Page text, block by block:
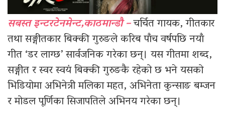
सबस्त इन्टरटेनमेन्ट,काठमान्डौ –चर्चित गायक, गीतकार
तथा सङ्गीतकार बिक्की गुरुङले करिब पाँच वर्षपछि नयाँ
गीत ‘डर लाग्छ’ सार्वजनिक गरेका छन्। यस गीतमा शब्द,
सङ्गीत र स्वर स्वयं बिक्की गुरुङकै रहेको छ भने यसको
भिडियोमा अभिनेत्री मलिका महत, अभिनेता कुन्साङ बम्जन
र मोडल पूर्णिका सिजापतिले अभिनय गरेका छन्।